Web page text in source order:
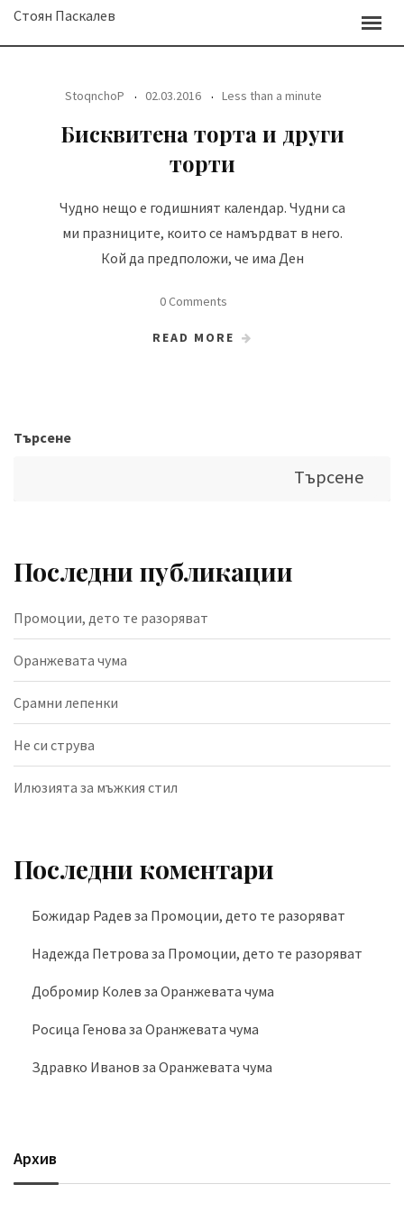
SkipСтоян Паскалев
StoqnchoP 02.03.2016 Less than a minute
Бисквитена торта и други
торти
Чудно нещо е годишният календар. Чудни са
ми празниците, които се намърдват в него.
Кой да предположи, че има Ден
0 Comments
READ MORE
Търсене
Търсене
Последни публикации
Промоции, дето те разоряват
Оранжевата чума
Срамни лепенки
Не си струва
Илюзията за мъжкия стил
Последни коментари
Божидар Радев за Промоции, дето те разоряват
Надежда Петрова за Промоции, дето те разоряват
Добромир Колев за Оранжевата чума
Росица Генова за Оранжевата чума
Здравко Иванов за Оранжевата чума
Архив